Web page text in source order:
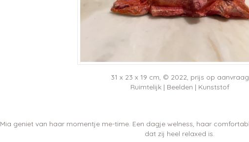
31 x 23 x 19 cm, © 2022, prijs op aanvraag
Ruimtelijk | Beelden | Kunststof
Mia geniet van haar momentje me-time. Een dagje welness, haar
dat zij heel relaxed is.